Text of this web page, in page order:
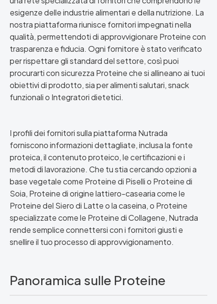
esigenze delle industrie alimentari e della nutrizione. La
nostra piattaforma riunisce fornitori impegnati nella
qualità, permettendoti di approvvigionare Proteine con
trasparenza e fiducia. Ogni fornitore è stato verificato
per rispettare gli standard del settore, così puoi
procurarti con sicurezza Proteine che si allineano ai tuoi
obiettivi di prodotto, sia per alimenti salutari, snack
funzionali o Integratori dietetici.
I profili dei fornitori sulla piattaforma Nutrada
forniscono informazioni dettagliate, inclusa la fonte
proteica, il contenuto proteico, le certificazioni e i
metodi di lavorazione. Che tu stia cercando opzioni a
base vegetale come Proteine di Piselli o Proteine di
Soia, Proteine di origine lattiero-casearia come le
Proteine del Siero di Latte o la caseina, o Proteine
specializzate come le Proteine di Collagene, Nutrada
rende semplice connettersi con i fornitori giusti e
snellire il tuo processo di approvvigionamento.
Panoramica sulle Proteine